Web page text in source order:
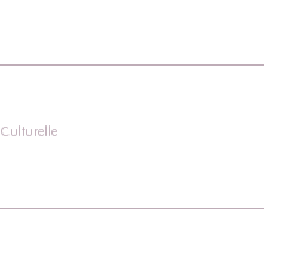
Culturelle